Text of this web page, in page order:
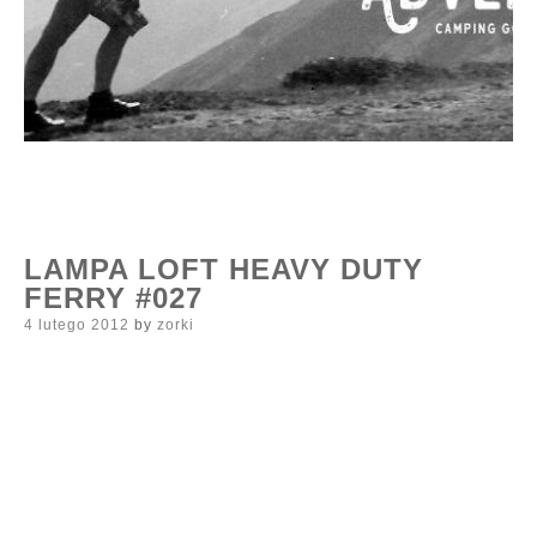
LAMPA LOFT HEAVY DUTY
FERRY #027
Posted
4 lutego 2012 by zorki